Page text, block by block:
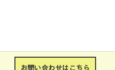
お問い合わせはこちら